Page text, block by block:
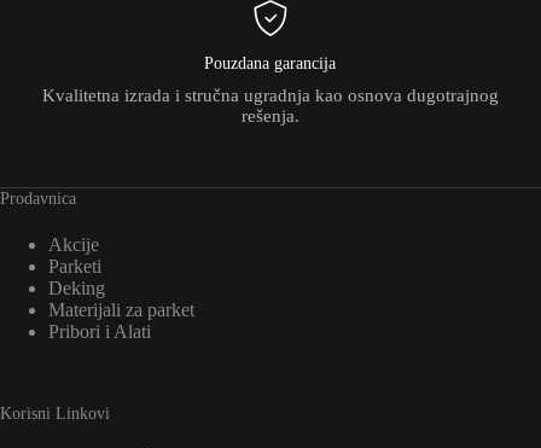
Pouzdana garancija
Kvalitetna izrada i stručna ugradnja kao osnova dugotrajnog
rešenja.
Prodavnica
Akcije
Parketi
Deking
Materijali za parket
Pribori i Alati
Korisni Linkovi